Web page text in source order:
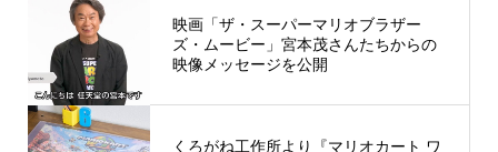
映画「ザ・スーパーマリオブラザー
ズ・ムービー」宮本茂さんたちからの
映像メッセージを公開
くろがね工作所より『マリオカート ワ